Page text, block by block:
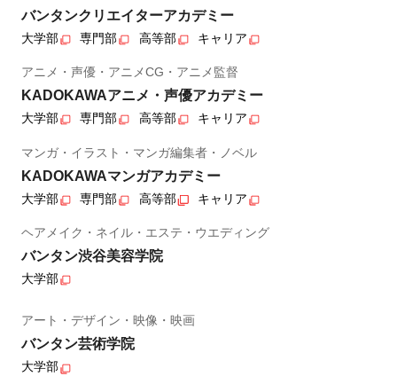
バンタンクリエイターアカデミー
大学部 専門部 高等部 キャリア
アニメ・声優・アニメCG・アニメ監督
KADOKAWAアニメ・声優アカデミー
大学部 専門部 高等部 キャリア
マンガ・イラスト・マンガ編集者・ノベル
KADOKAWAマンガアカデミー
大学部 専門部 高等部 キャリア
ヘアメイク・ネイル・エステ・ウエディング
バンタン渋谷美容学院
大学部
アート・デザイン・映像・映画
バンタン芸術学院
大学部